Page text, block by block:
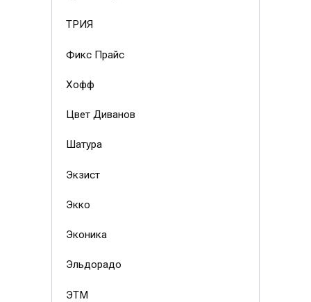
ТРИЯ
Фикс Прайс
Хофф
Цвет Диванов
Шатура
Экзист
Экко
Эконика
Эльдорадо
ЭТМ